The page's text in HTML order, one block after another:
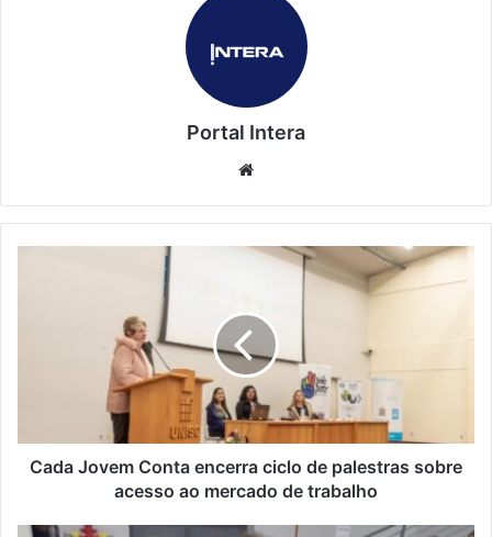
Portal Intera
Cada Jovem Conta encerra ciclo de palestras sobre
acesso ao mercado de trabalho